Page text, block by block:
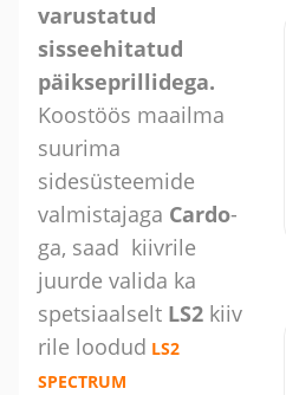
varustatud
sisseehitatud
päikseprillidega.
Koostöös maailma
suurima
sidesüsteemide
valmistajaga Cardo-
ga, saad kiivrile
juurde valida ka
spetsiaalselt LS2 kiiv
rile loodud LS2
SPECTRUM